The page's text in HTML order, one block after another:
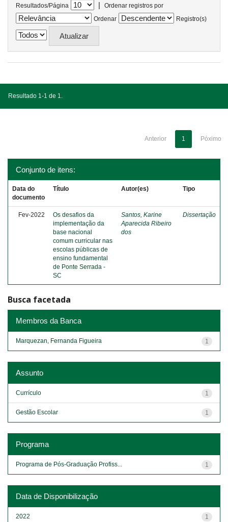
Resultados/Página |
Ordenar registros por
Ordenar
Registro(s)
Resultado 1-1 de 1.
Anterior 1 Póximo
Conjunto de itens:
Data do
documento
Título Autor(es) Tipo
Fev-2022
Os desafios da
implementação da
base nacional
comum curricular nas
escolas públicas de
ensino fundamental
de Ponte Serrada -
SC
Santos, Karine
Aparecida Ribeiro
dos
Dissertação
Busca facetada
Membros da Banca
1
Marquezan, Fernanda Figueira
Assunto
1
Currículo
1
Gestão Escolar
Programa
1
Programa de Pós-Graduação Profiss...
Data de Disponibilização
1
2022